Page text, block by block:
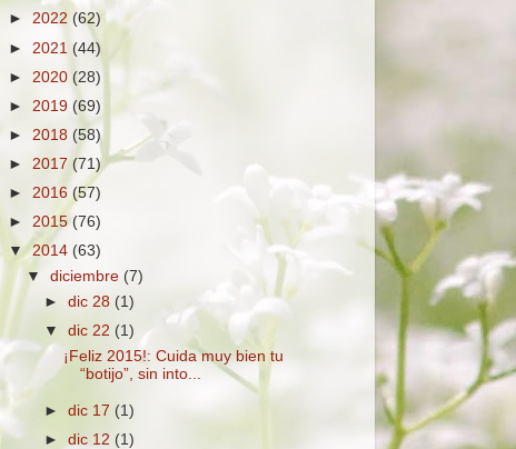
► 2022 (62)
► 2021 (44)
► 2020 (28)
► 2019 (69)
► 2018 (58)
► 2017 (71)
► 2016 (57)
► 2015 (76)
▼2014 (63)
▼diciembre (7)
►dic 28 (1)
▼dic 22 (1)
¡Feliz 2015!: Cuida muy bien tu
“botijo”, sin into...
►dic 17 (1)
►dic 12 (1)